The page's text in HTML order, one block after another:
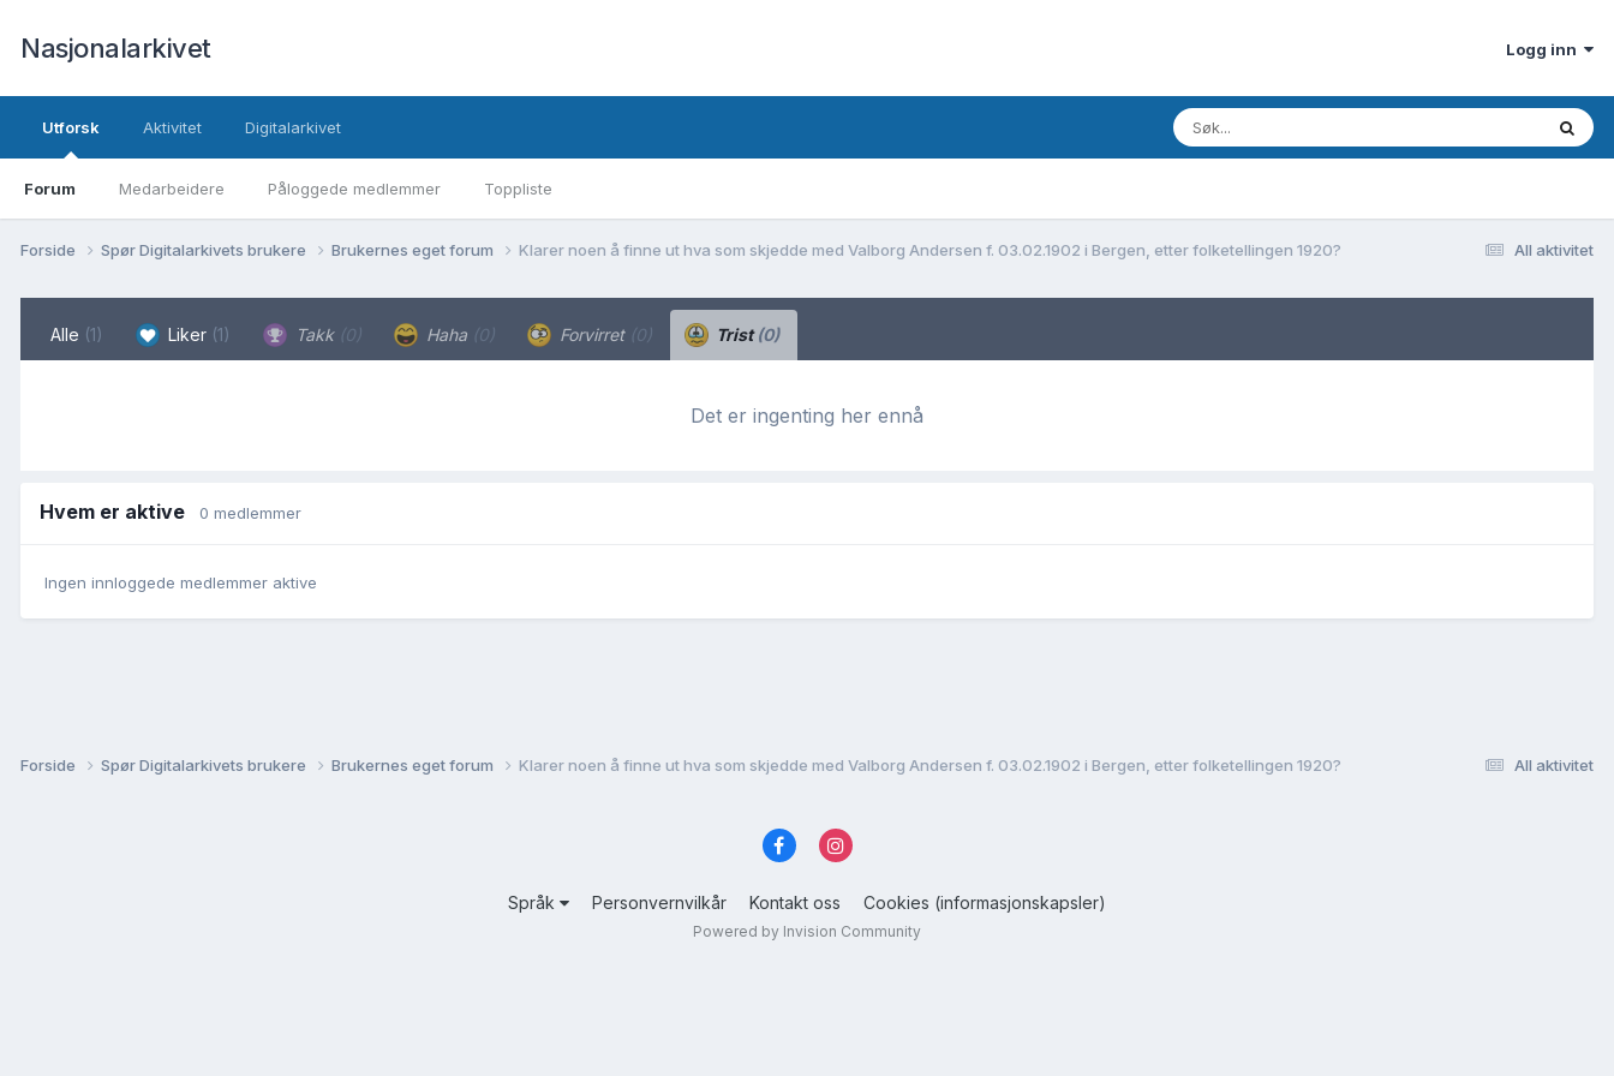
Nasjonalarkivet Logg inn
Utforsk
Forum Medarbeidere Påloggede medlemmer Toppliste
Aktivitet Digitalarkivet
All aktivitet
Forside Spør Digitalarkivets brukere Brukernes eget forum Klarer noen å finne ut hva som skjedde med Valborg Andersen f. 03.02.1902 i Bergen, etter folketellingen 1920?
Alle (1) Liker (1) Takk (0) Haha (0) Forvirret (0) Trist(0)
Det er ingenting her ennå
Hvem er aktive 0 medlemmer
Ingen innloggede medlemmer aktive
All aktivitet
Forside Spør Digitalarkivets brukere Brukernes eget forum Klarer noen å finne ut hva som skjedde med Valborg Andersen f. 03.02.1902 i Bergen, etter folketellingen 1920?
Språk Personvernvilkår Kontakt oss Cookies (informasjonskapsler)
Powered by Invision Community